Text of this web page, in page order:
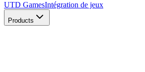
UTD GamesIntégration de jeux
Products